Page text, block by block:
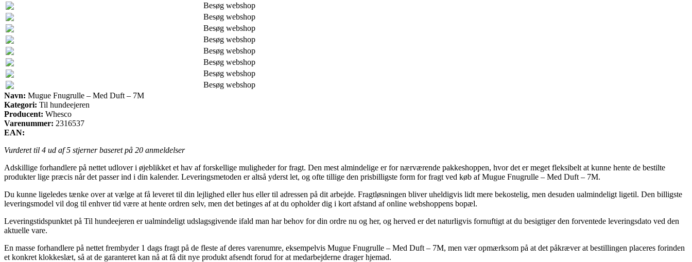
Besøg webshop
Besøg webshop
Besøg webshop
Besøg webshop
Besøg webshop
Besøg webshop
Besøg webshop
Besøg webshop
Navn: Mugue Fnugrulle – Med Duft – 7M
Kategori: Til hundeejeren
Producent: Whesco
Varenummer: 2316537
EAN:
Vurderet til 4 ud af 5 stjerner baseret på 20 anmeldelser
Adskillige forhandlere på nettet udlover i øjeblikket et hav af forskellige muligheder for fragt. Den mest almindelige er for nærværende pakkeshoppen, hvor det er meget fleksibelt at kunne hente de bestilte
produkter lige præcis når det passer ind i din kalender. Leveringsmetoden er altså yderst let, og ofte tillige den prisbilligste form for fragt ved køb af Mugue Fnugrulle – Med Duft – 7M.
Du kunne ligeledes tænke over at vælge at få leveret til din lejlighed eller hus eller til adressen på dit arbejde. Fragtløsningen bliver uheldigvis lidt mere bekostelig, men desuden ualmindeligt ligetil. Den billigste
leveringsmodel vil dog til enhver tid være at hente ordren selv, men det betinges af at du opholder dig i kort afstand af online webshoppens bopæl.
Leveringstidspunktet på Til hundeejeren er ualmindeligt udslagsgivende ifald man har behov for din ordre nu og her, og herved er det naturligvis fornuftigt at du besigtiger den forventede leveringsdato ved den
aktuelle vare.
En masse forhandlere på nettet frembyder 1 dags fragt på de fleste af deres varenumre, eksempelvis Mugue Fnugrulle – Med Duft – 7M, men vær opmærksom på at det påkræver at bestillingen placeres forinden
et konkret klokkeslæt, så at de garanteret kan nå at få dit nye produkt afsendt forud for at medarbejderne drager hjemad.